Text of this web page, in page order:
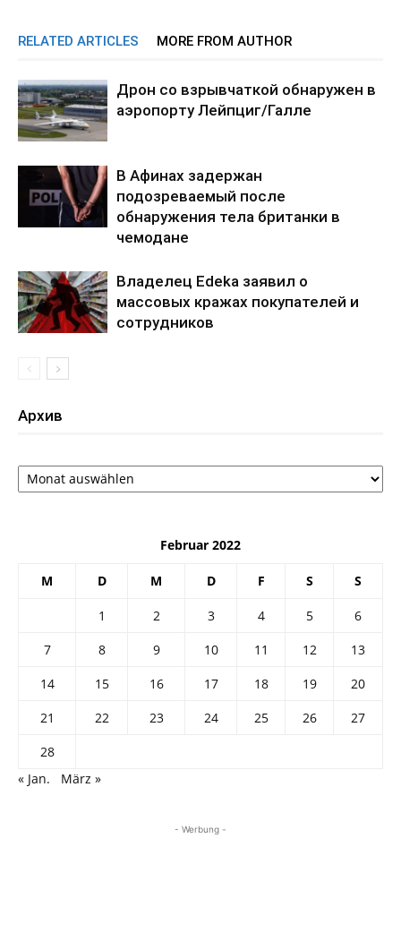
RELATED ARTICLES MORE FROM AUTHOR
Дрон со взрывчаткой обнаружен в
аэропорту Лейпциг/Галле
В Афинах задержан
подозреваемый после
обнаружения тела британки в
чемодане
Владелец Edeka заявил о
массовых кражах покупателей и
сотрудников
Архив
Архив
Februar 2022
M D M D F S S
1 2 3 4 5
6
7
8 9 10 11 12
13
14
15 16 17 18 19
20
21
22 23 24 25 26
27
28
« Jan.
März »
- Werbung -